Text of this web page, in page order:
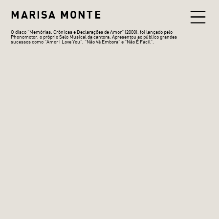
MARISA MONTE
O disco “Memórias, Crônicas e Declarações de Amor” (2000), foi lançado pelo
Phonomotor, o próprio Selo Musical da cantora. Apresentou ao público grandes
sucessos como “Amor I Love You”, “Não Vá Embora” e “Não É Fácil”.